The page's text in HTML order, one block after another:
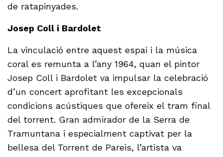
de ratapinyades.
Josep Coll i Bardolet
La vinculació entre aquest espai i la música
coral es remunta a l’any 1964, quan el pintor
Josep Coll i Bardolet va impulsar la celebració
d’un concert aprofitant les excepcionals
condicions acústiques que ofereix el tram final
del torrent. Gran admirador de la Serra de
Tramuntana i especialment captivat per la
bellesa del Torrent de Pareis, l’artista va